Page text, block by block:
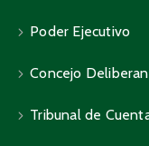
Poder Ejecutivo
Concejo
Tribunal de